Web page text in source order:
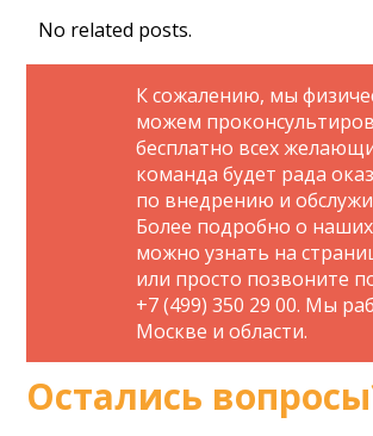
No related posts.
К сожалению, мы
можем
бесплатно всех
команда будет рада
по внедрению и
Более подробно о наших
можно узнать на
или просто позвоните
+7 (499) 350 29 00. Мы
Москве и области.
Остались